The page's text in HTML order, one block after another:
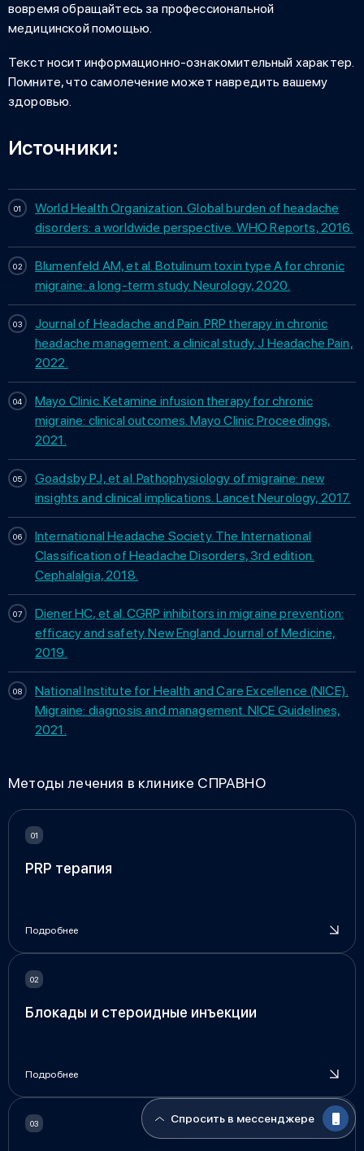
вовремя обращайтесь за профессиональной
медицинской помощью.
Текст носит информационно-ознакомительный характер.
Помните, что самолечение может навредить вашему
здоровью.
Источники:
World Health Organization. Global burden of headache
disorders: a worldwide perspective. WHO Reports, 2016.
Blumenfeld AM, et al. Botulinum toxin type A for chronic
migraine: a long-term study. Neurology, 2020.
Journal of Headache and Pain. PRP therapy in chronic
headache management: a clinical study. J Headache Pain,
2022.
Mayo Clinic. Ketamine infusion therapy for chronic
migraine: clinical outcomes. Mayo Clinic Proceedings,
2021.
Goadsby PJ, et al. Pathophysiology of migraine: new
insights and clinical implications. Lancet Neurology, 2017.
International Headache Society. The International
Classification of Headache Disorders, 3rd edition.
Cephalalgia, 2018.
Diener HC, et al. CGRP inhibitors in migraine prevention:
efficacy and safety. New England Journal of Medicine,
2019.
National Institute for Health and Care Excellence (NICE).
Migraine: diagnosis and management. NICE Guidelines,
2021.
Методы лечения в клинике СПРАВНО
PRP терапия
Подробнее
Блокады и стероидные инъекции
Подробнее
Спросить в мессенджере